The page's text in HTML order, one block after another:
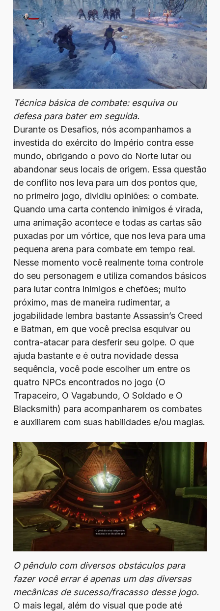
Técnica básica de combate: esquiva ou
defesa para bater em seguida.
Durante os Desafios, nós acompanhamos a
investida do exército do Império contra esse
mundo, obrigando o povo do Norte lutar ou
abandonar seus locais de origem. Essa questão
de conflito nos leva para um dos pontos que,
no primeiro jogo, dividiu opiniões: o combate.
Quando uma carta contendo inimigos é virada,
uma animação acontece e todas as cartas são
puxadas por um vórtice, que nos leva para uma
pequena arena para combate em tempo real.
Nesse momento você realmente toma controle
do seu personagem e utiliza comandos básicos
para lutar contra inimigos e chefões; muito
próximo, mas de maneira rudimentar, a
jogabilidade lembra bastante Assassin’s Creed
e Batman, em que você precisa esquivar ou
contra-atacar para desferir seu golpe. O que
ajuda bastante e é outra novidade dessa
sequência, você pode escolher um entre os
quatro NPCs encontrados no jogo (O
Trapaceiro, O Vagabundo, O Soldado e O
Blacksmith) para acompanharem os combates
e auxiliarem com suas habilidades e/ou magias.
O pêndulo com diversos obstáculos para
fazer você errar é apenas um das diversas
mecânicas de sucesso/fracasso desse jogo.
O mais legal, além do visual que pode até